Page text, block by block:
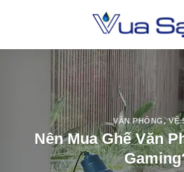
VĂN PHÒNG,VỆ
Nên Mua Ghế Văn